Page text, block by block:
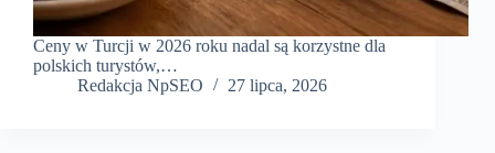
Ceny w Turcji w 2026 roku nadal są korzystne dla
polskich turystów,…
Redakcja NpSEO
27 lipca, 2026